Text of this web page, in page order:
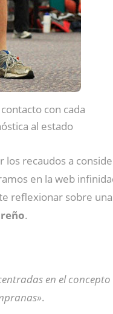
con cada
al estado
recaudos a
en la web
reflexionar sobre
.
en el
.